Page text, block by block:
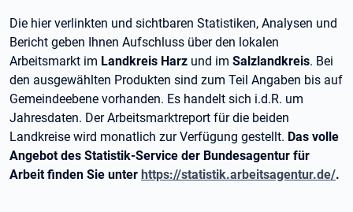
Die hier verlinkten und sichtbaren Statistiken, Analysen und
Bericht geben Ihnen Aufschluss über den lokalen
Arbeitsmarkt im Landkreis Harz und im Salzlandkreis. Bei
den ausgewählten Produkten sind zum Teil Angaben bis auf
Gemeindeebene vorhanden. Es handelt sich i.d.R. um
Jahresdaten. Der Arbeitsmarktreport für die beiden
Landkreise wird monatlich zur Verfügung gestellt. Das volle
Angebot des Statistik-Service der Bundesagentur für
Arbeit finden Sie unter https://statistik.arbeitsagentur.de/.